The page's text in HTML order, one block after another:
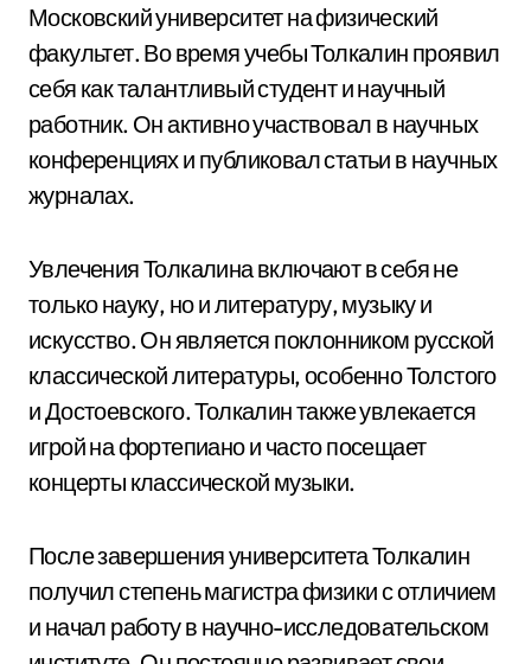
Московский университет на физический
факультет. Во время учебы Толкалин проявил
себя как талантливый студент и научный
работник. Он активно участвовал в научных
конференциях и публиковал статьи в научных
журналах.
Увлечения Толкалина включают в себя не
только науку, но и литературу, музыку и
искусство. Он является поклонником русской
классической литературы, особенно Толстого
и Достоевского. Толкалин также увлекается
игрой на фортепиано и часто посещает
концерты классической музыки.
После завершения университета Толкалин
получил степень магистра физики с отличием
и начал работу в научно-исследовательском